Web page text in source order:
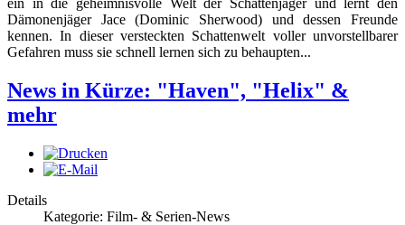
ein in die geheimnisvolle Welt der Schattenjäger und lernt den
Dämonenjäger Jace (Dominic Sherwood) und dessen Freunde
kennen. In dieser versteckten Schattenwelt voller unvorstellbarer
Gefahren muss sie schnell lernen sich zu behaupten...
News in Kürze: "Haven", "Helix" &
mehr
Details
Kategorie: Film- & Serien-News